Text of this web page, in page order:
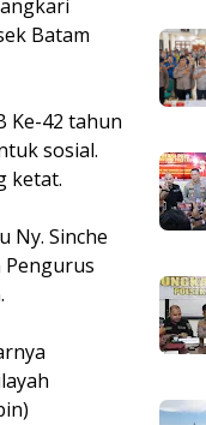
Batam
Ke-42 tahun
sosial.
ketat.
Ny. Sinche
Pengurus